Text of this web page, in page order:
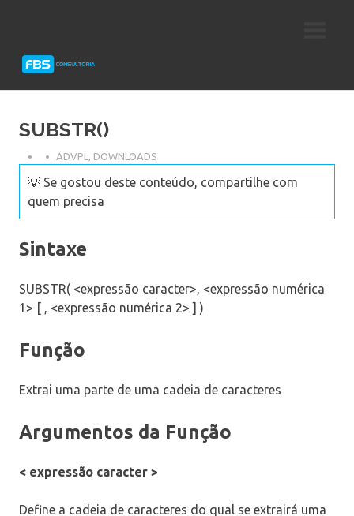
Protheus
SUBSTR()
ADVPL , DOWNLOADS
💡 Se gostou deste conteúdo, compartilhe com
quem precisa
Sintaxe
SUBSTR( <expressão caracter>, <expressão numérica
1> [ , <expressão numérica 2> ] )
Função
Extrai uma parte de uma cadeia de caracteres
Argumentos da Função
< expressão caracter >
Define a cadeia de caracteres do qual se extrairá uma